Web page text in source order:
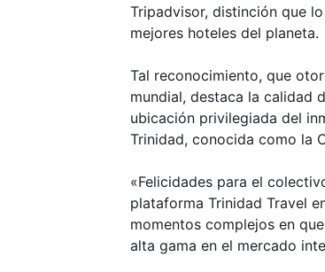
Tripadvisor, distinción que
mejores hoteles del planeta.
Tal reconocimiento, que
mundial, destaca la calidad
ubicación privilegiada del
Trinidad, conocida como la
«Felicidades para el
plataforma Trinidad Travel
momentos complejos en
alta gama en el mercado